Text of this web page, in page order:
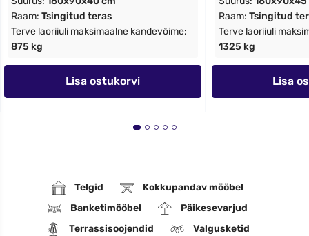
Raam: Tsingitud teras
Terve laoriiuli maksimaalne kandevõime:
875 kg
Lisa ostukorvi
Raam: Tsingitud
Terve laoriiuli
1325 kg
Lisa
Telgid
Kokkupandav mööbel
Banketimööbel
Päikesevarjud
Terrassisoojendid
Valgusketid